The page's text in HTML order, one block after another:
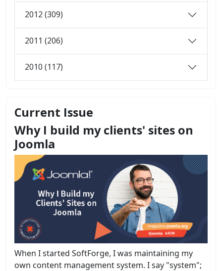
2012 (309)
2011 (206)
2010 (117)
Current Issue
Why I build my clients' sites on
Joomla
When I started SoftForge, I was maintaining my
own content management system. I say "system";